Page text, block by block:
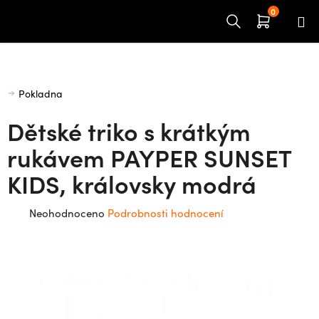
Domů
Pokladna
Dětské triko s krátkým
rukávem PAYPER SUNSET
KIDS, královsky modrá
Průměrné
Neohodnoceno Podrobnosti hodnocení